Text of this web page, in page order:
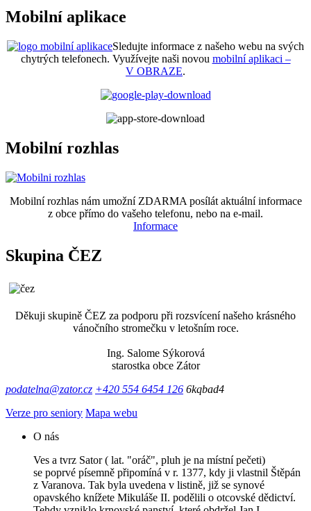
Mobilní aplikace
Sledujte informace z našeho webu na svých
chytrých telefonech. Využívejte naši novou mobilní aplikaci –
V OBRAZE.
Mobilní rozhlas
Mobilní rozhlas nám umožní ZDARMA posílát aktuální informace
z obce přímo do vašeho telefonu, nebo na e-mail.
Informace
Skupina ČEZ
Děkuji skupině ČEZ za podporu při rozsvícení našeho krásného
vánočního stromečku v letošním roce.
Ing. Salome Sýkorová
starostka obce Zátor
podatelna@zator.cz +420 554 6454 126 6kqbad4
Verze pro seniory Mapa webu
O nás
Ves a tvrz Sator ( lat. "oráč", pluh je na místní pečeti)
se poprvé písemně připomíná v r. 1377, kdy ji vlastnil Štěpán
z Varanova. Tak byla uvedena v listině, již se synové
opavského knížete Mikuláše II. podělili o otcovské dědictví.